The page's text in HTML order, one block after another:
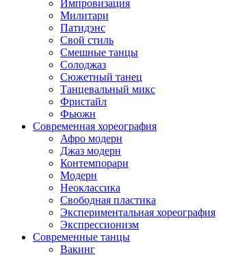
Импровизация
Милитари
Патидэнс
Свой стиль
Смешные танцы
Солоджаз
Сюжетный танец
Танцевальный микс
Фристайл
Фьюжн
Современная хореография
Афро модерн
Джаз модерн
Контемпорари
Модерн
Неоклассика
Свободная пластика
Экспериментальная хореография
Экспрессионизм
Современные танцы
Вакинг